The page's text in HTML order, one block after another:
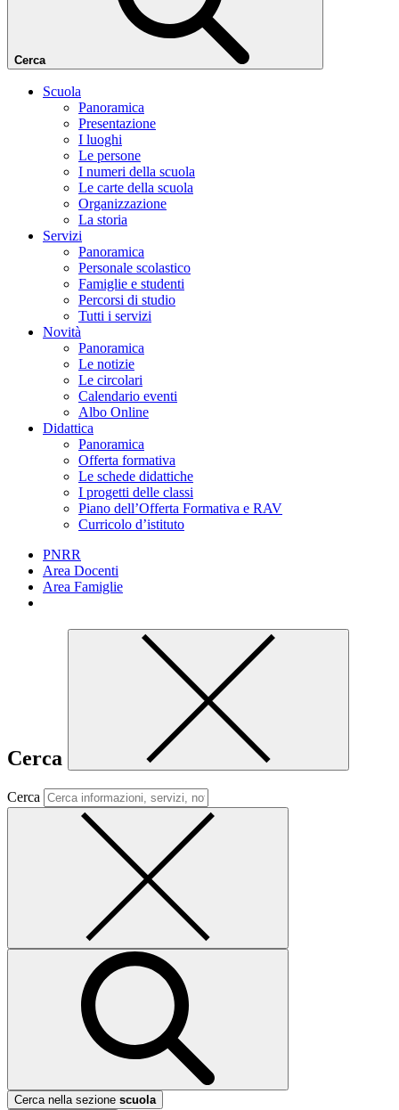
Cerca
Scuola
Panoramica
Presentazione
I luoghi
Le persone
I numeri della scuola
Le carte della scuola
Organizzazione
La storia
Servizi
Panoramica
Personale scolastico
Famiglie e studenti
Percorsi di studio
Tutti i servizi
Novità
Panoramica
Le notizie
Le circolari
Calendario eventi
Albo Online
Didattica
Panoramica
Offerta formativa
Le schede didattiche
I progetti delle classi
Piano dell’Offerta Formativa e RAV
Curricolo d’istituto
PNRR
Area Docenti
Area Famiglie
Cerca
Cerca
Cerca nella sezione scuola